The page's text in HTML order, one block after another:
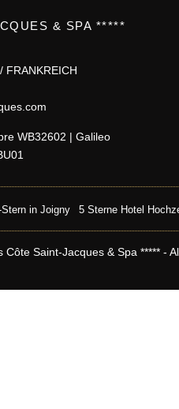
& SPA *****
FRANKREICH
WB32602 | Galileo
in Joigny 5 Sterne Hotel
Côte Saint-Jacques & Spa ***** -